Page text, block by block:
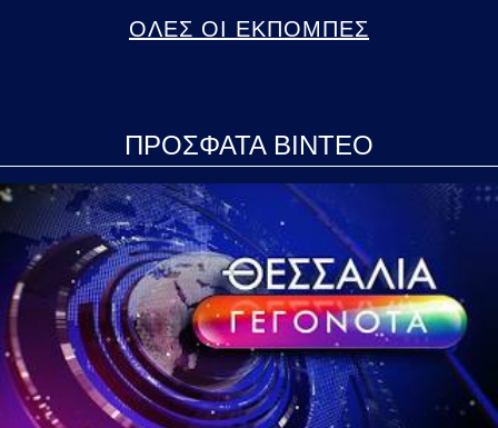
ΟΛΕΣ ΟΙ ΕΚΠΟΜΠΕΣ
ΠΡΟΣΦΑΤΑ ΒΙΝΤΕΟ